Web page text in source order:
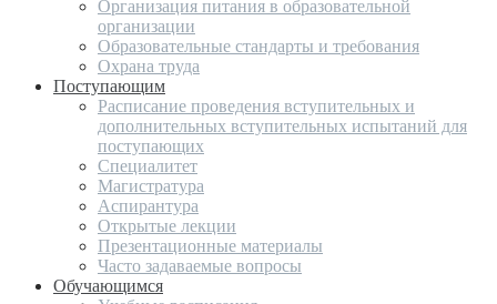
Организация питания в образовательной
организации
Образовательные стандарты и требования
Охрана труда
Поступающим
Расписание проведения вступительных и
дополнительных вступительных испытаний для
поступающих
Специалитет
Магистратура
Аспирантура
Открытые лекции
Презентационные материалы
Часто задаваемые вопросы
Обучающимся